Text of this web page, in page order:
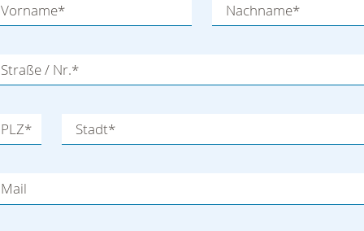
Vorname* Nachname*
Straße / Nr.*
PLZ* Stadt*
Mail